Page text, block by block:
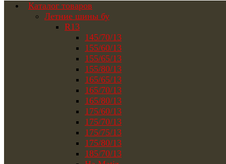
Каталог товаров
Летние шины бу
R13
145/70/13
155/60/13
155/65/13
155/80/13
165/65/13
165/70/13
165/80/13
175/60/13
175/70/13
175/75/13
175/80/13
185/70/13